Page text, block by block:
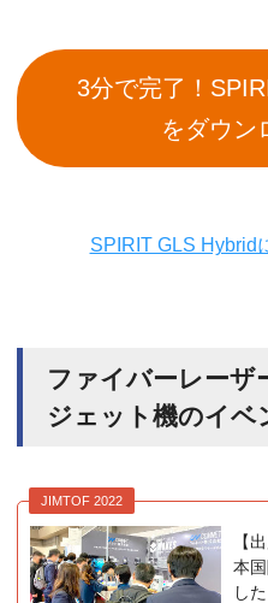
3分で完了！
をダウン
SPIRIT GLS Hybrid
ファイバーレーザ
ジェット機のイベ
JIMTOF 2022
【
本
した